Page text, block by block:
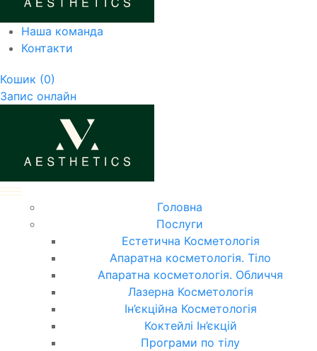
Наша команда
Контакти
Кошик (0)
Запис онлайн
Головна
Послуги
Естетична Косметологія
Апаратна косметологія. Тіло
Апаратна косметологія. Обличчя
Лазерна Косметологія
Ін’єкційна Косметологія
Коктейлі Ін’єкцій
Програми по тілу